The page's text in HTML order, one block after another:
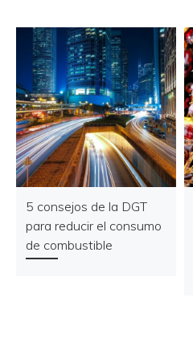
5 consejos de la DGT
para reducir el consumo
de combustible